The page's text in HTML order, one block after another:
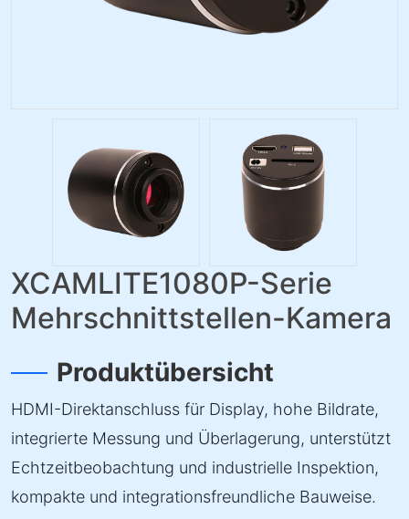
XCAMLITE1080P-Serie
Mehrschnittstellen-Kamera
Produktübersicht
HDMI-Direktanschluss für Display, hohe Bildrate,
integrierte Messung und Überlagerung, unterstützt
Echtzeitbeobachtung und industrielle Inspektion,
kompakte und integrationsfreundliche Bauweise.